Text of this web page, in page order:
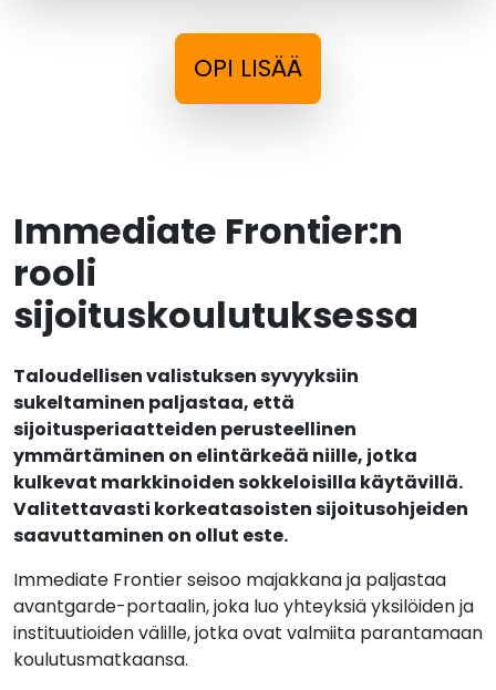
OPI LISÄÄ
Immediate Frontier:n
rooli
sijoituskoulutuksessa
Taloudellisen valistuksen syvyyksiin
sukeltaminen paljastaa, että
sijoitusperiaatteiden perusteellinen
ymmärtäminen on elintärkeää niille, jotka
kulkevat markkinoiden sokkeloisilla käytävillä.
Valitettavasti korkeatasoisten sijoitusohjeiden
saavuttaminen on ollut este.
Immediate Frontier seisoo majakkana ja paljastaa
avantgarde-portaalin, joka luo yhteyksiä yksilöiden ja
instituutioiden välille, jotka ovat valmiita parantamaan
koulutusmatkaansa.